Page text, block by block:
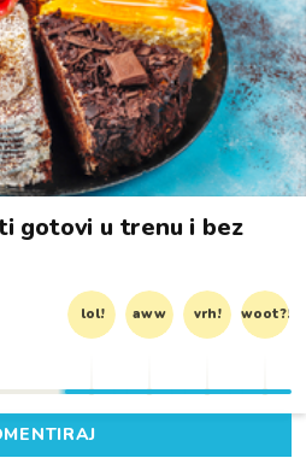
gotovi u trenu i bez
lol! aww vrh! woot?!